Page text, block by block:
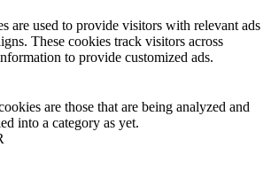
are used to provide visitors with relevant ads
These cookies track visitors across
to provide customized ads.
are those that are being analyzed and
into a category as yet.